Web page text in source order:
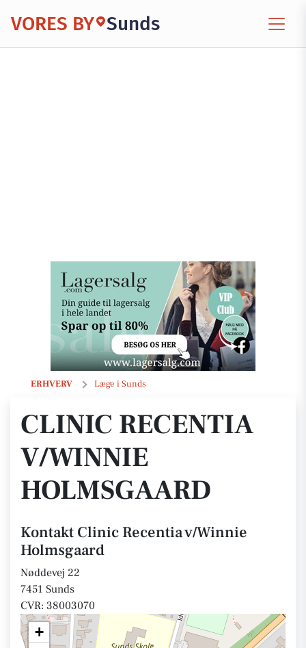
VORES BY Sunds
ERHVERV Læge i Sunds
Clinic Recentia v/Winnie Holmsgaard
CLINIC RECENTIA
V/WINNIE
HOLMSGAARD
Kontakt Clinic Recentia v/Winnie
Holmsgaard
Nøddevej 22
7451 Sunds
CVR: 38003070
+